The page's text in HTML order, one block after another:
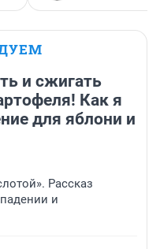
и сжигать
Как я
для яблони и
Рассказ
и